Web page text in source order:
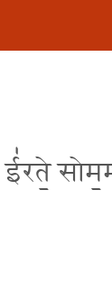
ई॑रते॒